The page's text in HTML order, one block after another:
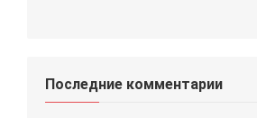
Последние комментарии